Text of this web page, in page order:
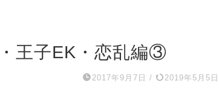
王子EK・恋乱編③
2017年9月7日 / 2019年5月5日